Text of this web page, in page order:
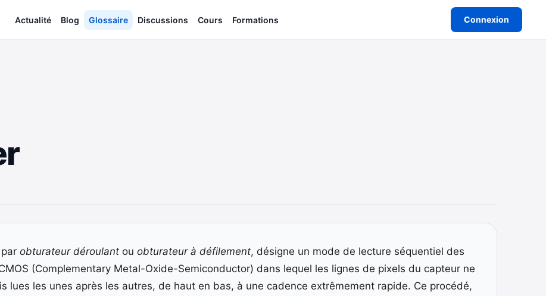
Actualité Blog Glossaire Discussions Cours Formations Connexion
obturateur déroulantou obturateur à défilement, désigne un mode de lecture séquentiel des
(Complementary Metal-Oxide-Semiconductor) dans lequel les lignes de pixels du capteur ne
lues les unes après les autres, de haut en bas, à une cadence extrêmement rapide. Ce procédé,